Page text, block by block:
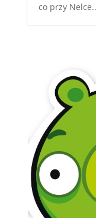
co przy